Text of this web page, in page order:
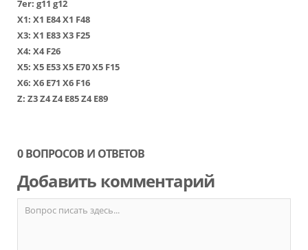
7er: g11 g12
Х1: Х1 Е84Х1 F48
Х3: Х1 Е83Х3 F25
Х4: Х4 F26
Х5: Х5 Е53Х5 Е70Х5 F15
Х6: Х6 Е71 Х6 F16
Z: Z3Z4Z4 E85Z4 E89
0 ВОПРОСОВ И ОТВЕТОВ
Добавить комментарий